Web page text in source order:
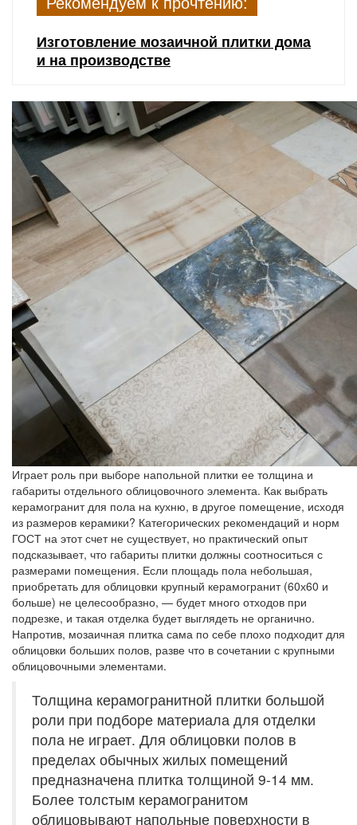
Изготовление мозаичной плитки дома
и на производстве
Играет роль при выборе напольной плитки ее толщина и
габариты отдельного облицовочного элемента. Как выбрать
керамогранит для пола на кухню, в другое помещение, исходя
из размеров керамики? Категорических рекомендаций и норм
ГОСТ на этот счет не существует, но практический опыт
подсказывает, что габариты плитки должны соотноситься с
размерами помещения. Если площадь пола небольшая,
приобретать для облицовки крупный керамогранит (60х60 и
больше) не целесообразно, — будет много отходов при
подрезке, и такая отделка будет выглядеть не органично.
Напротив, мозаичная плитка сама по себе плохо подходит для
облицовки больших полов, разве что в сочетании с крупными
облицовочными элементами.
Толщина керамогранитной плитки большой
роли при подборе материала для отделки
пола не играет. Для облицовки полов в
пределах обычных жилых помещений
предназначена плитка толщиной 9-14 мм.
Более толстым керамогранитом
облицовывают напольные поверхности в